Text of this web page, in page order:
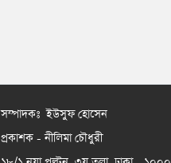
সম্পাদকঃ ইউসুফ হোসেন
প্রকাশক - নীলিমা চৌধুরী